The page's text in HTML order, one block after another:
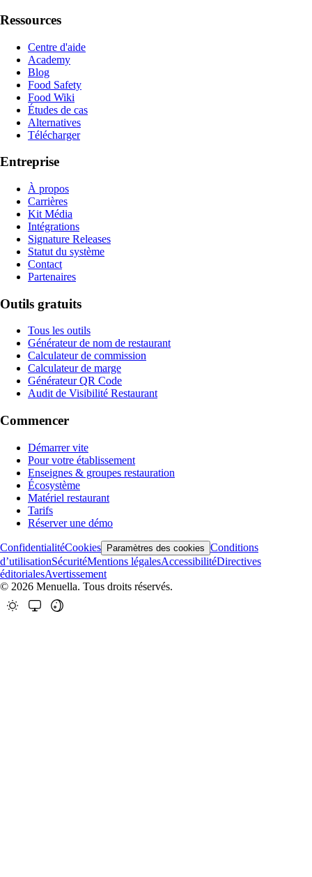
Ressources
Centre d'aide
Academy
Blog
Food Safety
Food Wiki
Études de cas
Alternatives
Télécharger
Entreprise
À propos
Carrières
Kit Média
Intégrations
Signature Releases
Statut du système
Contact
Partenaires
Outils gratuits
Tous les outils
Générateur de nom de restaurant
Calculateur de commission
Calculateur de marge
Générateur QR Code
Audit de Visibilité Restaurant
Commencer
Démarrer vite
Pour votre établissement
Enseignes & groupes restauration
Écosystème
Matériel restaurant
Tarifs
Réserver une démo
ConfidentialitéCookies Paramètres des cookies Conditions
d’utilisationSécuritéMentions légalesAccessibilitéDirectives
éditorialesAvertissement
© 2026 Menuella. Tous droits réservés.